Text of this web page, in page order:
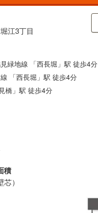
江3丁目
緑地線 「西長堀」駅 徒歩4分
「西長堀」駅 徒歩4分
橋」駅 徒歩4分
積
芯）